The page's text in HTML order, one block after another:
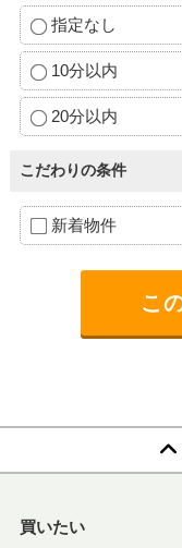
指定なし
10分以内
20分以内
こだわりの条件
新着物件
買いたい